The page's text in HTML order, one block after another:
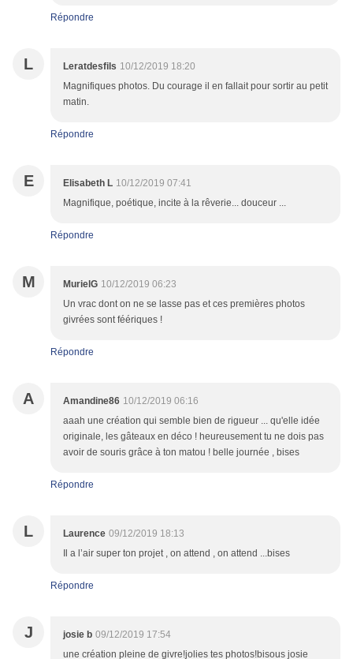
Répondre
L Leratdesfils 10/12/2019 18:20
Magnifiques photos. Du courage il en fallait pour sortir au petit
matin.
Répondre
E Elisabeth L 10/12/2019 07:41
Magnifique, poétique, incite à la rêverie... douceur ...
Répondre
M MurielG 10/12/2019 06:23
Un vrac dont on ne se lasse pas et ces premières photos
givrées sont féériques !
Répondre
A Amandine86 10/12/2019 06:16
aaah une création qui semble bien de rigueur ... qu'elle idée
originale, les gâteaux en déco ! heureusement tu ne dois pas
avoir de souris grâce à ton matou ! belle journée , bises
Répondre
L Laurence 09/12/2019 18:13
Il a l’air super ton projet , on attend , on attend ...bises
Répondre
J josie b 09/12/2019 17:54
une création pleine de givre!jolies tes photos!bisous josie